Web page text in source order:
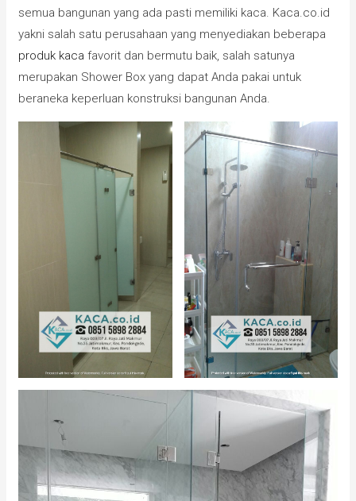
semua bangunan yang ada pasti memiliki kaca. Kaca.co.id
yakni salah satu perusahaan yang menyediakan beberapa
produk kaca favorit dan bermutu baik, salah satunya
merupakan Shower Box yang dapat Anda pakai untuk
beraneka keperluan konstruksi bangunan Anda.